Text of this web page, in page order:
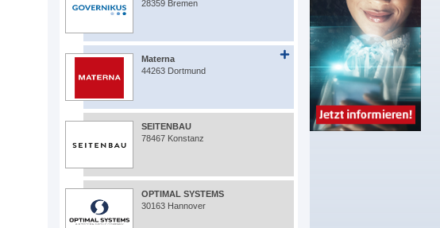
28359 Bremen
Materna
44263 Dortmund
SEITENBAU
78467 Konstanz
OPTIMAL SYSTEMS
30163 Hannover